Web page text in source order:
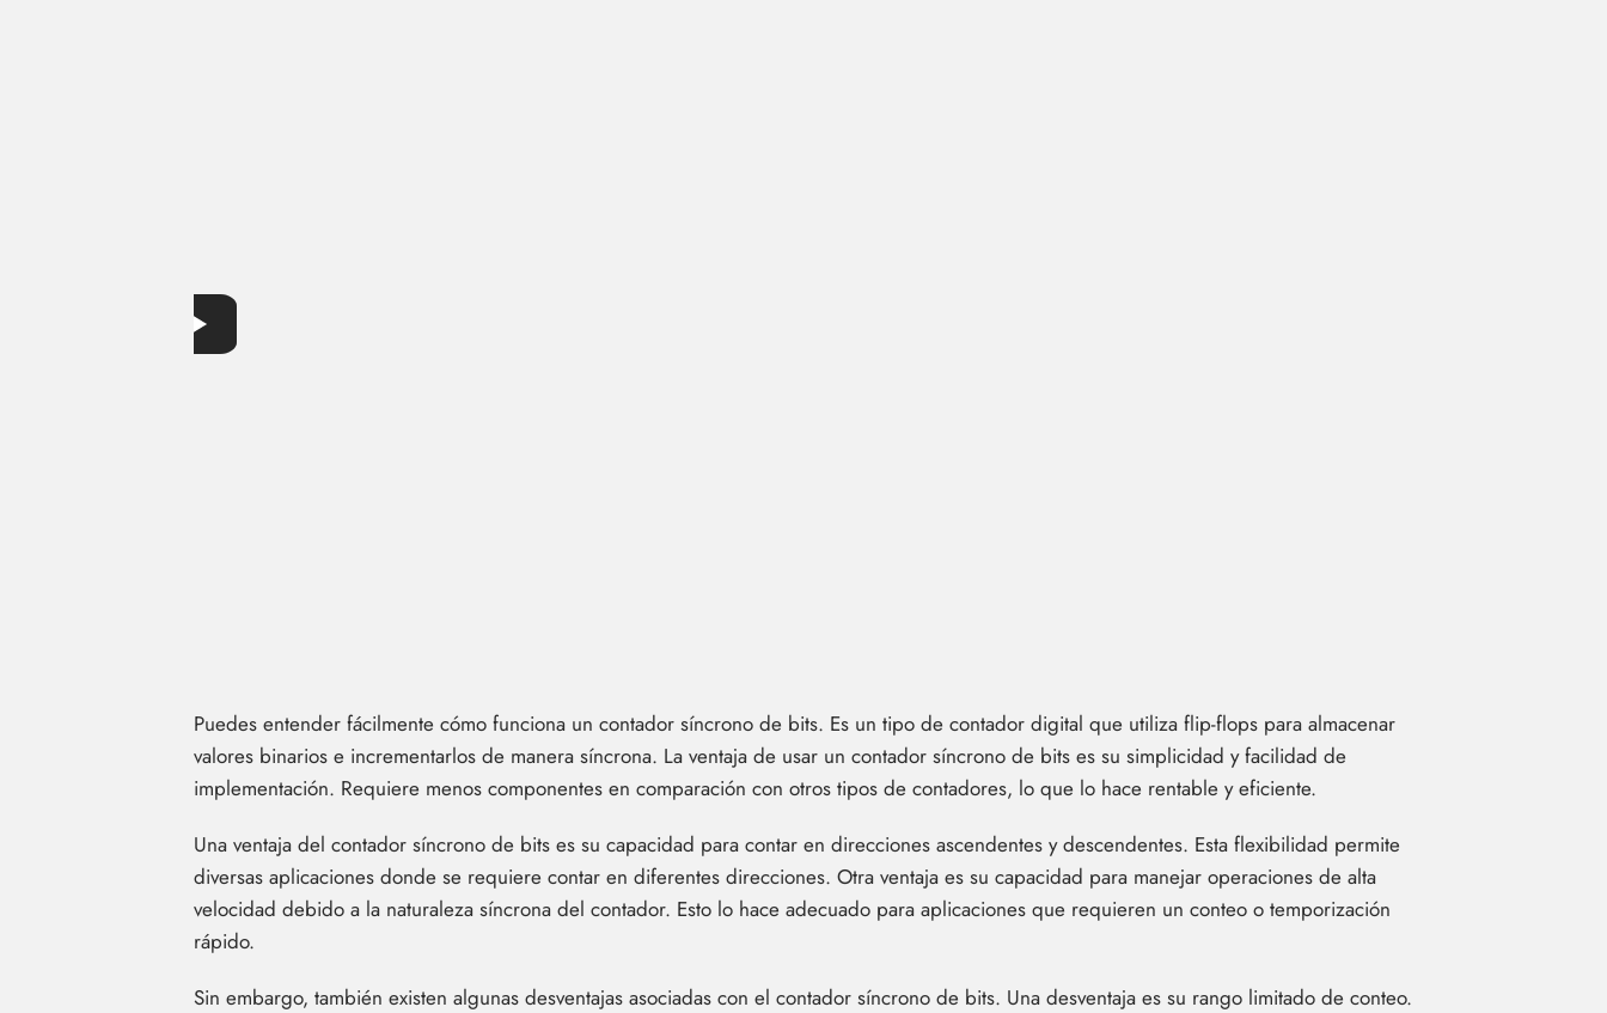
Puedes entender fácilmente cómo funciona un contador síncrono de bits. Es un tipo de contador digital que utiliza flip-flops para almacenar
valores binarios e incrementarlos de manera síncrona. La ventaja de usar un contador síncrono de bits es su simplicidad y facilidad de
implementación. Requiere menos componentes en comparación con otros tipos de contadores, lo que lo hace rentable y eficiente.
Una ventaja del contador síncrono de bits es su capacidad para contar en direcciones ascendentes y descendentes. Esta flexibilidad permite
diversas aplicaciones donde se requiere contar en diferentes direcciones. Otra ventaja es su capacidad para manejar operaciones de alta
velocidad debido a la naturaleza síncrona del contador. Esto lo hace adecuado para aplicaciones que requieren un conteo o temporización
rápido.
Sin embargo, también existen algunas desventajas asociadas con el contador síncrono de bits. Una desventaja es su rango limitado de conteo.